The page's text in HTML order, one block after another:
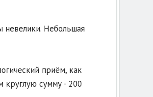
Небольшая
приём, как
круглую сумму - 200